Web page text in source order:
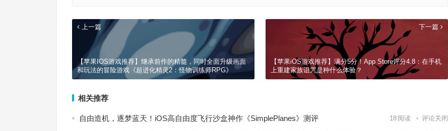
上一篇
【苹果IOS游戏推荐】继承前作的精髓，同时全面升级画面
和玩法的冒险游戏《超进化精灵2：怪物训练师RPG》
下一篇
【苹果iOS游戏推荐】满分5分！App Store评分4.8：在手机
上重建家族诅咒是种什么体验？
相关推荐
自由造机，逐梦蓝天！iOS高自由度飞行沙盒神作《SimplePlanes》测评 18 阅读 评论关闭